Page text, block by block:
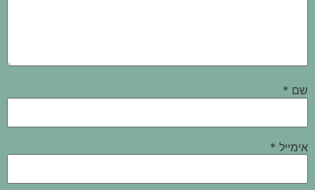
שם*
אימייל*